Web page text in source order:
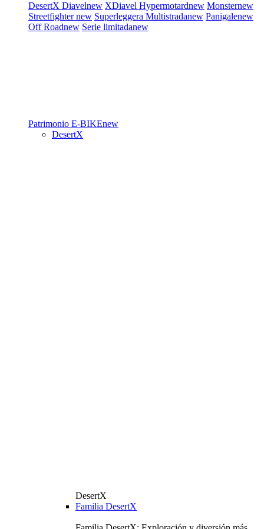
DesertX Diavelnew XDiavel Hypermotardnew Monsternew
Streetfighternew Superleggera Multistradanew Panigalenew
Off Roadnew Serie limitadanew
Patrimonio E-BIKEnew
DesertX
DesertX
Familia DesertX